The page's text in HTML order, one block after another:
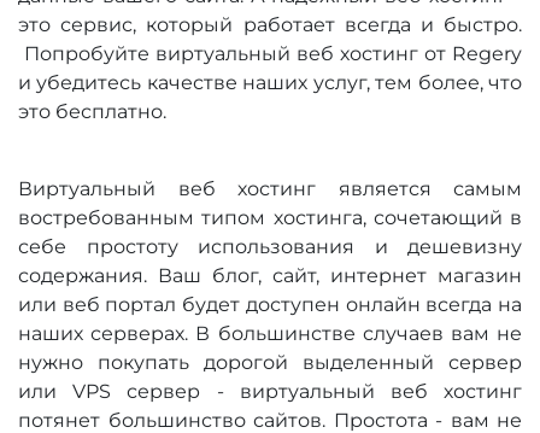
это сервис, который работает всегда и быстро.
Попробуйте виртуальный веб хостинг от Regery
и убедитесь качестве наших услуг, тем более, что
это бесплатно.
Виртуальный веб хостинг является самым
востребованным типом хостинга, сочетающий в
себе простоту использования и дешевизну
содержания. Ваш блог, сайт, интернет магазин
или веб портал будет доступен онлайн всегда на
наших серверах. В большинстве случаев вам не
нужно покупать дорогой выделенный сервер
или VPS сервер - виртуальный веб хостинг
потянет большинство сайтов. Простота - вам не